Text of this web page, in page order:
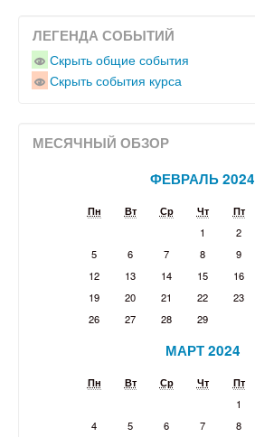
ЛЕГЕНДА СОБЫТИЙ
Скрыть общие события
Скрыть события курса
МЕСЯЧНЫЙ ОБЗОР
ФЕВРАЛЬ 2024
Пн Вт Ср Чт Пт
1
2
5
6 7 8 9
12
13 14 15 16
19
20 21 22 23
26
27 28 29
МАРТ 2024
Пн Вт Ср Чт Пт
1
4
5 6 7 8